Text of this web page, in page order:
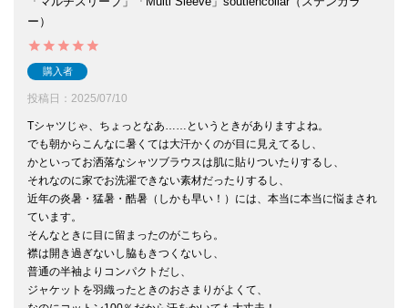
ー）
購入者
投稿日 2025/07/10
Tシャツじゃ、ちょっとなあ……というときがありますよね。
でも朝からこんなに暑くては大汗かくのが目に見えてるし、
かといってお洒落なシャツブラウスは肌に貼りついたりするし、
それなのに家でお洗濯できない素材だったりするし、
近年の炎暑・猛暑・酷暑（しかも早い！）には、本当に本当に悩まされ
ています。
そんなときに目に留まったのがこちら。
襟は開き過ぎないし脇もきつくないし、
普通の半袖よりコンパクトだし、
ジャケットを羽織ったときのおさまりがよくて、